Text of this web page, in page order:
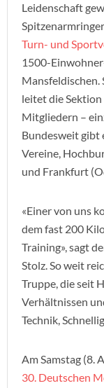
Leidenschaft
Turn- und
1500-
Mansfeldischen.
leitet die
Mitgliedern –
Bundesweit gibt
Vereine,
und Frankfurt
«Einer von uns
dem fast 200
Training», sagt
Stolz. So weit
Truppe, die seit
Verhältnissen
Technik,
Am Samstag (8.
30. Deutschen